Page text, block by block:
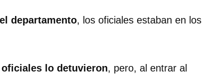
departamento, los oficiales estaban en los
lo detuvieron, pero, al entrar al